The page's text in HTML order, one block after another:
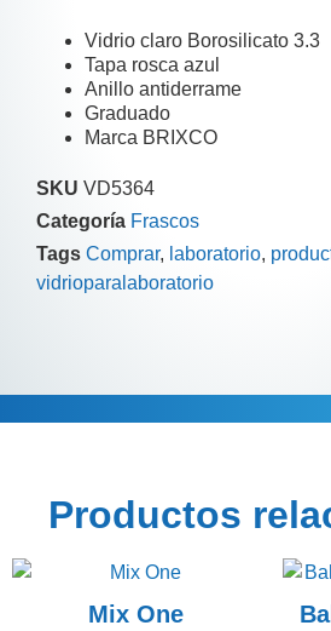
Vidrio claro Borosilicato 3.3
Tapa rosca azul
Anillo antiderrame
Graduado
Marca BRIXCO
SKU VD5364
Categoría Frascos
Tags Comprar, laboratorio,
vidrioparalaboratorio
Descripción
Productos
Mix One